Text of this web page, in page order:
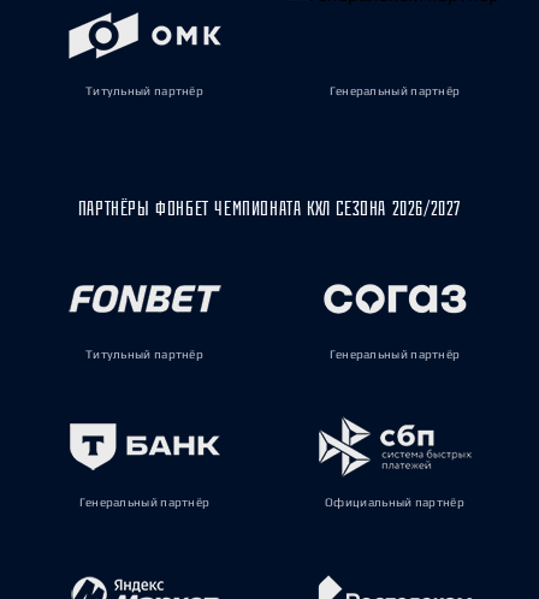
Титульный партнёр Генеральный партнёр
ПАРТНЁРЫ ФОНБЕТ ЧЕМПИОНАТА КХЛ СЕЗОНА 2026/2027
Титульный партнёр Генеральный партнёр
Генеральный партнёр Официальный партнёр